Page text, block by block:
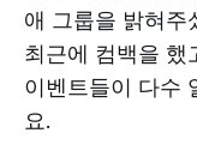
애 그룹을 밝혀주
최근에 컴백을 했
이벤트들이 다수
요.